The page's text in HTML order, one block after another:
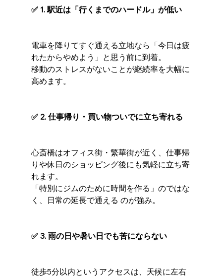
✅ 1. 駅近は「行くまでのハードル」が低い
電車を降りてすぐ通える立地なら「今日は疲
れたからやめよう」と思う前に到着。
移動のストレスがないことが継続率を大幅に
高めます。
✅ 2. 仕事帰り・買い物ついでに立ち寄れる
心斎橋はオフィス街・繁華街が近く、仕事帰
りや休日のショッピング後にも気軽に立ち寄
れます。
「特別にジムのために時間を作る」のではな
く、日常の延長で通える のが強み。
✅ 3. 雨の日や暑い日でも苦にならない
徒歩5分以内というアクセスは、天候に左右